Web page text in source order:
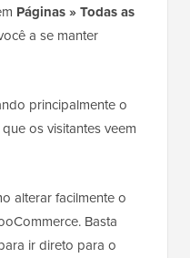
Páginas » Todas as
a se manter
principalmente o
os visitantes veem
alterar facilmente o
Basta
ir direto para o